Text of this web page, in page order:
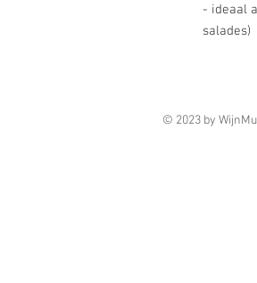
- ideaal
salades)
© 2023 by